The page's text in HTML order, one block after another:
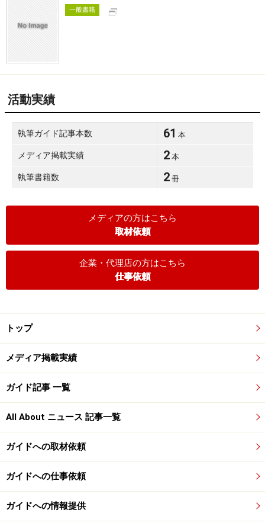
一般書籍
活動実績
執筆ガイド記事本数 61 本
メディア掲載実績 2 本
執筆書籍数 2 冊
メディアの方はこちら
取材依頼
企業・代理店の方はこちら
仕事依頼
トップ
メディア掲載実績
ガイド記事 一覧
All About ニュース 記事一覧
ガイドへの取材依頼
ガイドへの仕事依頼
ガイドへの情報提供